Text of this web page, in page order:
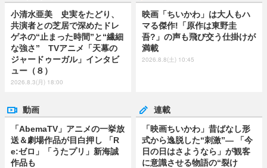
小清水亜美 史実をたどり、
共演者との芝居で深めたドレ
ゲネの“止まった時間”と“繊細
な強さ” TVアニメ「天幕の
ジャードゥーガル」インタビ
ュー（８）
2026.8.3(月) 18:00
映画「ちいかわ」は大人もハ
マる傑作!「原作は東野圭
吾?」の声も飛び交う仕掛けが
満載
2026.8.8(土) 10:45
動画
「AbemaTV」アニメの一挙放
送＆劇場作品が目白押し 「R
e:ゼロ」「うたプリ」新海誠
作品も
連載
「映画ちいかわ」昔ばなし形
式から逸脱した“刺激”― 「今
日の日はさようなら」が観客
に意識させる物語の“裂け